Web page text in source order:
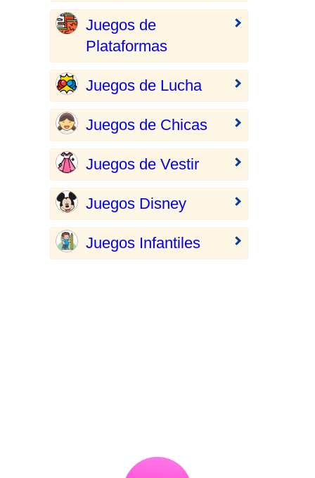
Juegos de
Plataformas
Juegos de Lucha
Juegos de Chicas
Juegos de Vestir
Juegos Disney
Juegos Infantiles